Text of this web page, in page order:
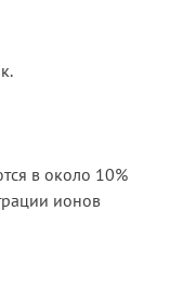
в около 10%
ионов